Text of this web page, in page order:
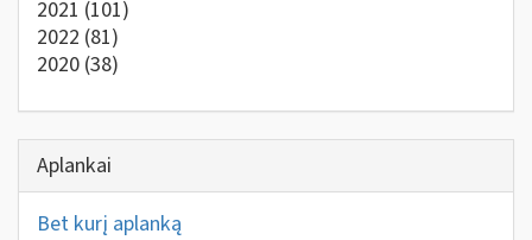
2021 (101)
2022 (81)
2020 (38)
Aplankai
Bet kurį aplanką